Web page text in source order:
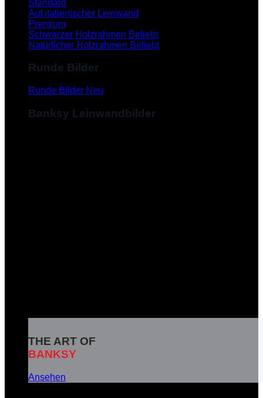
Standard
Auf italienischer Leinwand
Premium
Schwarzer Holzrahmen
Natürlicher Holzrahmen
Runde Bilder
Runde Bilder
Banksy Leinwandbilder
THE ART OF
BANKSY
Ansehen